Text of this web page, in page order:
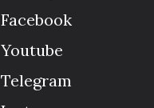
Facebook
Youtube
Telegram